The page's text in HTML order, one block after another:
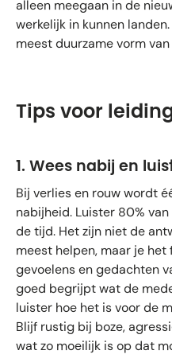
alleen meegaan in de
werkelijk in kunnen
meest duurzame vorm
Tips voor
1. Wees nabij en
Bij verlies en rouw wordt
nabijheid. Luister 80%
de tijd. Het zijn niet de
meest helpen, maar je
gevoelens en gedachten
goed begrijpt wat de
luister hoe het is voor de
Blijf rustig bij boze,
wat zo moeilijk is op dat